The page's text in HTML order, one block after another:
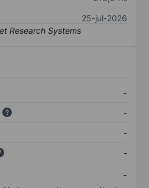
25-jul-2026
-
-
-
-
-